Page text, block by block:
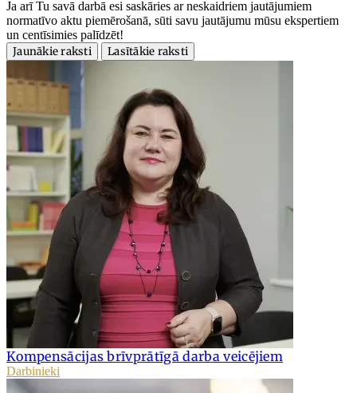
Ja arī Tu savā darbā esi saskāries ar neskaidriem jautājumiem
normatīvo aktu piemērošanā, sūti savu jautājumu mūsu ekspertiem
un centīsimies palīdzēt!
Jaunākie raksti
Lasītākie raksti
Kompensācijas brīvprātīgā darba veicējiem
Darbinieki